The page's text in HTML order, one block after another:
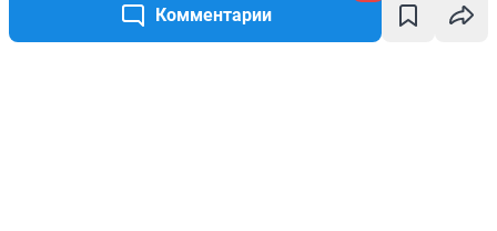
Комментарии